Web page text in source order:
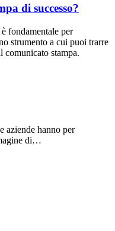
di successo?
fondamentale per
strumento a cui puoi trarre
comunicato stampa.
aziende hanno per
di…